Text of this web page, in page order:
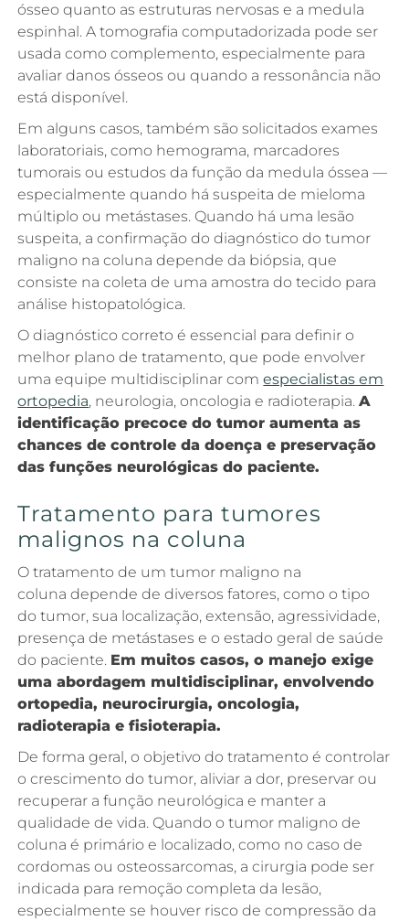
ósseo quanto as estruturas nervosas e a medula
espinhal. A tomografia computadorizada pode ser
usada como complemento, especialmente para
avaliar danos ósseos ou quando a ressonância não
está disponível.
Em alguns casos, também são solicitados exames
laboratoriais, como hemograma, marcadores
tumorais ou estudos da função da medula óssea —
especialmente quando há suspeita de mieloma
múltiplo ou metástases. Quando há uma lesão
suspeita, a confirmação do diagnóstico do tumor
maligno na coluna depende da biópsia, que
consiste na coleta de uma amostra do tecido para
análise histopatológica.
O diagnóstico correto é essencial para definir o
melhor plano de tratamento, que pode envolver
uma equipe multidisciplinar comespecialistas em
ortopedia, neurologia, oncologia e radioterapia.A
identificação precoce do tumor aumenta as
chances de controle da doença e preservação
das funções neurológicas do paciente.
Tratamento para tumores
malignos na coluna
O tratamento de um tumor maligno na
coluna depende de diversos fatores, como o tipo
do tumor, sua localização, extensão, agressividade,
presença de metástases e o estado geral de saúde
do paciente. Em muitos casos, o manejo exige
uma abordagem multidisciplinar, envolvendo
ortopedia, neurocirurgia, oncologia,
radioterapia e fisioterapia.
De forma geral, o objetivo do tratamento é controlar
o crescimento do tumor, aliviar a dor, preservar ou
recuperar a função neurológica e manter a
qualidade de vida. Quando o tumor maligno de
coluna é primário e localizado, como no caso de
cordomas ou osteossarcomas, a cirurgia pode ser
indicada para remoção completa da lesão,
especialmente se houver risco de compressão da